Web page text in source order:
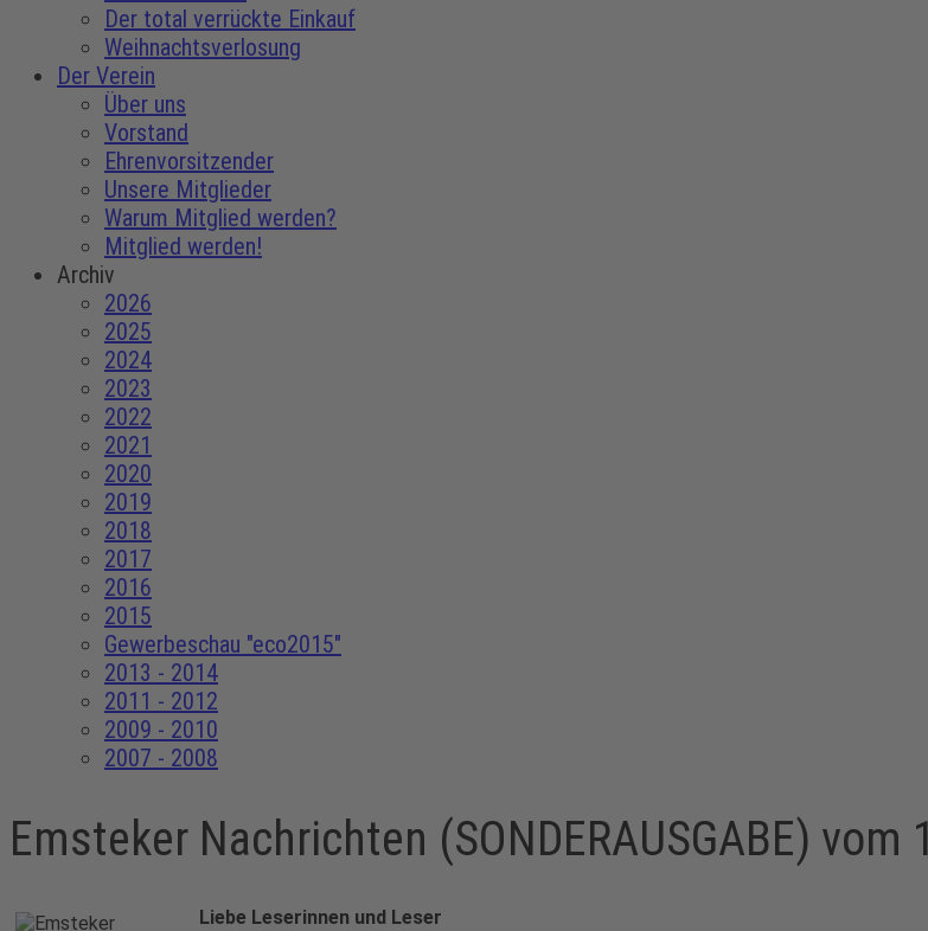
Der total verrückte Einkauf
Weihnachtsverlosung
Der Verein
Über uns
Vorstand
Ehrenvorsitzender
Unsere Mitglieder
Warum Mitglied werden?
Mitglied werden!
Archiv
2026
2025
2024
2023
2022
2021
2020
2019
2018
2017
2016
2015
Gewerbeschau "eco2015"
2013 - 2014
2011 - 2012
2009 - 2010
2007 - 2008
Emsteker Nachrichten (SONDERAUSGABE) vom
Liebe Leserinnen und Leser